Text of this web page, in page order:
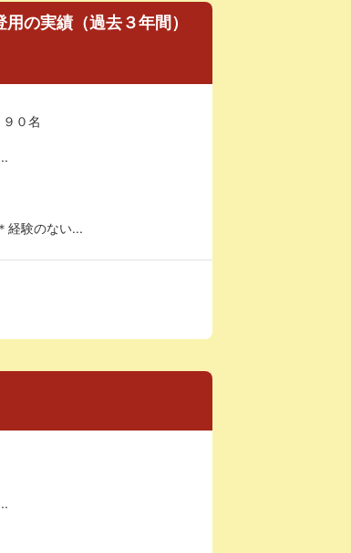
の実績（過去３年間）
０名
経験のない...